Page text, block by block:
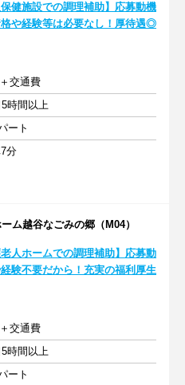
保健施設での調理補助】応募動機
や経験等は必要なし！厚待遇◎
交通費
時間以上
ート
分
ム越谷なごみの郷（M04）
老人ホームでの調理補助】応募動
験不要だから！充実の福利厚生
交通費
時間以上
ート